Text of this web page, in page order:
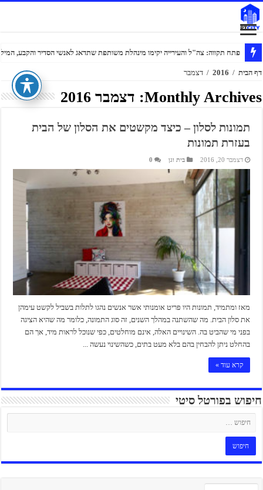
פתח תקווה: צה"ל והעירייה יקימו מינהלת משותפת שתדאג לאנשי הסדיר והקבע,
דף הבית /
2016
/ דצמבר
Monthly Archives: דצמבר 2016
תמונות לסלון – כיצד מקשטים את הסלון של הבית
בעזרת תמונות
דצמבר 20, 2016 בית וגן 0
מאז ומתמיד, תמונות היו פריט אומנותי אשר אנשים נהגו לתלות בשביל לקשט עימהן
את סלון הבית. מה שהשתנה במהלך השנים, זה סוג התמונה, כלומר מה שהיא הציגה
בפני מי שהביט בה. השינויים האלה, אינם מוחלטים, כפי שנוכל לראות מיד, אך הם
בהחלט ניתן להבחין בהם בלא מעט בתים, כשהשינוי נעשה ...
קרא עוד »
חיפוש בפורטל סיטי